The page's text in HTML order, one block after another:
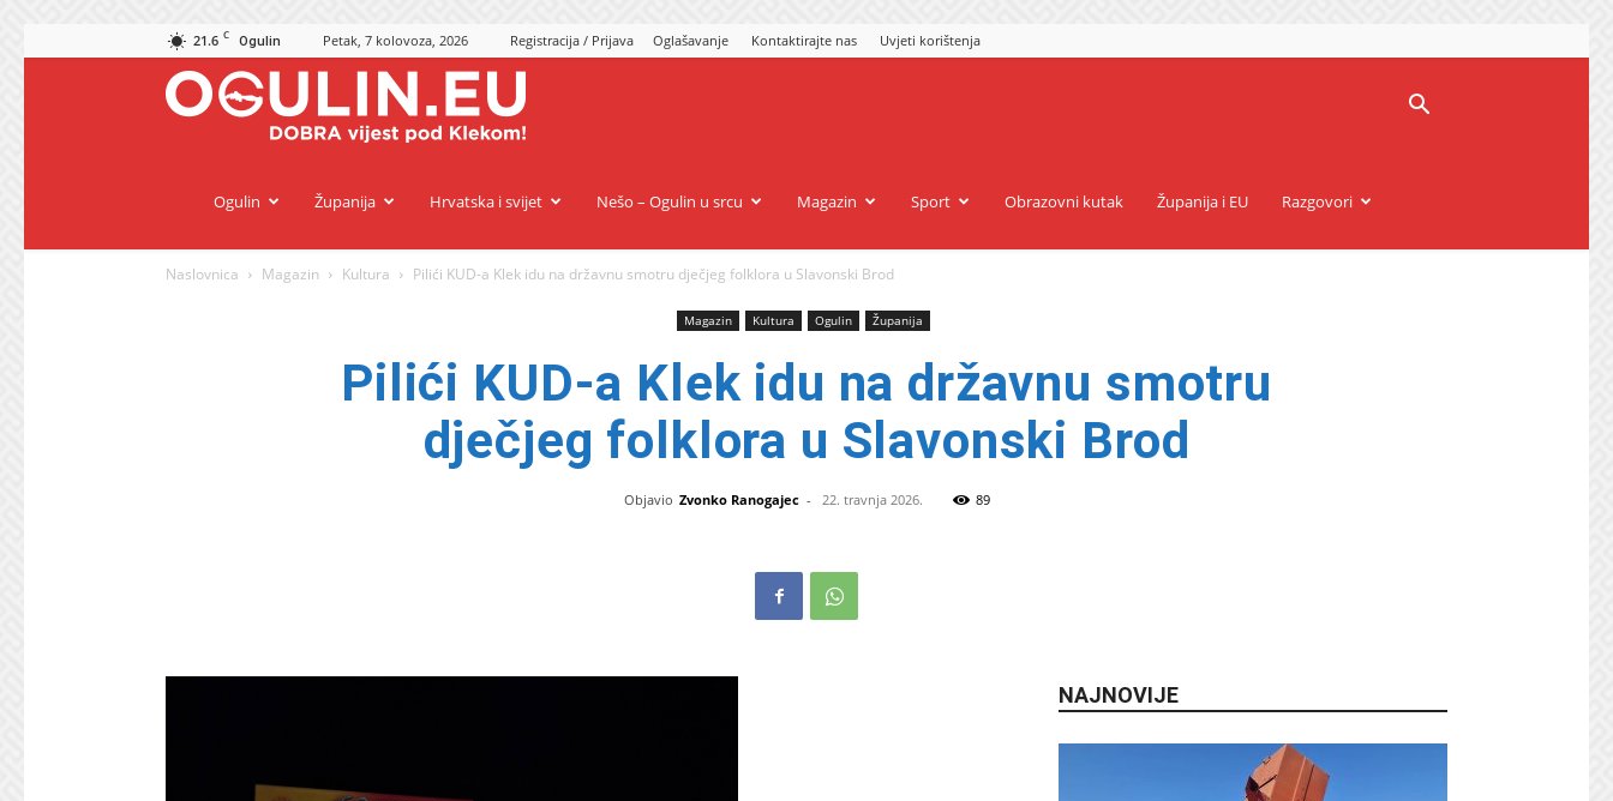
21.6 C Ogulin Petak, 7 kolovoza, 2026 Registracija / Prijava Oglašavanje Kontaktirajte nas Uvjeti korištenja
Ogulin.eu
Ogulin Županija Hrvatska i svijet Nešo – Ogulin u srcu Magazin Sport Obrazovni kutak Županija i EU Razgovori
Naslovnica Magazin Kultura Pilići KUD-a Klek idu na državnu smotru dječjeg folklora u Slavonski Brod
Magazin Kultura Ogulin Županija
Pilići KUD-a Klek idu na državnu smotru
dječjeg folklora u Slavonski Brod
Objavio Zvonko Ranogajec - 22. travnja 2026. 89
NAJNOVIJE